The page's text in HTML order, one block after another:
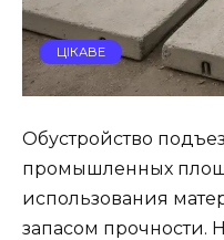
ЦІКАВЕ
Обустройство
промышленных
использования
запасом прочности.